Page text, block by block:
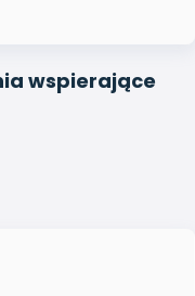
wspierające